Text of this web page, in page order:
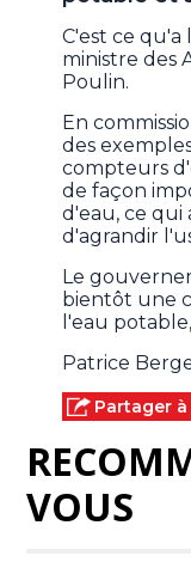
C'est ce qu'a
ministre des
Poulin.
En
des
compteurs
de façon
d'eau, ce qui
d'agrandir
Le
bientôt une
l'eau
Patrice
Partager
VOUS